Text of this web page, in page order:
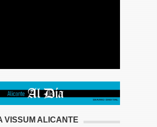
VISSUM ALICANTE